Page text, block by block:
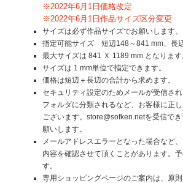
※2022年6月1日価格改定
※2022年6月1日作品サイズ区分変更
サイズは必ず作品サイズでお願いします。
指定可能サイズ 短辺148～841 mm、長
最大サイズは 841 Ｘ 1189 mm となります
サイズは 1 mm単位で指定できます。
価格は短辺＋長辺の合計から求めます。
セキュリティ設定のためメールが受信さ
フォルダに分類されるなど、お客様に正
ございます。store@sofken.netを受信で
願いします。
メールアドレスエラーとなった場合など
内容を確認させて頂くことがあります。
す。
専用ショッピングページのご案内は、原